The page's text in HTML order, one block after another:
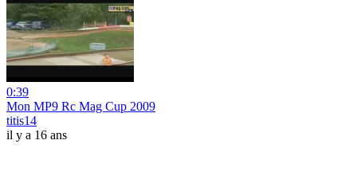
0:39
Mon MP9 Rc Mag Cup 2009
titis14
il y a 16 ans